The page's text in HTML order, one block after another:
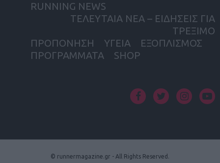
RUNNING NEWS
ΤΕΛΕΥΤΑΙΑ ΝΕΑ – ΕΙΔΗΣΕΙΣ ΓΙΑ
ΤΡΕΞΙΜΟ
ΠΡΟΠΟΝΗΣΗ
ΥΓΕΙΑ
ΕΞΟΠΛΙΣΜΟΣ
ΠΡΟΓΡΑΜΜΑΤΑ
SHOP
© runnermagazine.gr - All Rights Reserved.